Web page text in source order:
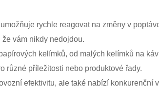
rychle reagovat na změny v
vám nikdy nedojdou.
kelímků, od malých kelímků na
různé příležitosti nebo produktové řady.
efektivitu, ale také nabízí